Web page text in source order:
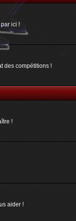
ici !
des compétitions !
!
aider !